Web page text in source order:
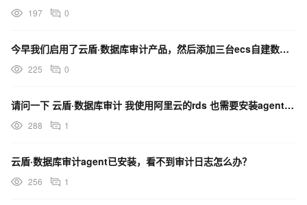
197 0
今早我们启用了云盾·数据库审计产品，然后添加三台ecs自建数据库的agent，请求紧急协助？
225 0
请问一下 云盾·数据库审计 我使用阿里云的rds 也需要安装agent吗？
288 1
云盾·数据库审计agent已安装，看不到审计日志怎么办？
256 1